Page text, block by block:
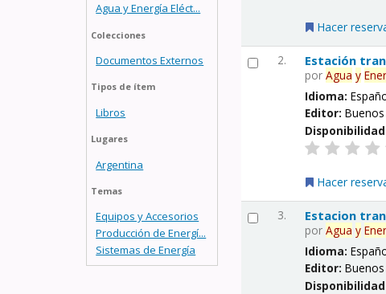
Agua y Energía Eléct...
Colecciones
Documentos Externos
Tipos de ítem
Libros
Lugares
Argentina
Temas
Equipos y Accesorios
Producción de Energí...
Sistemas de Energía
Hacer
2. Estación
porAgua y
Idioma:
Editor:
Hacer
3. Estacion
porAgua y
Idioma:
Editor: